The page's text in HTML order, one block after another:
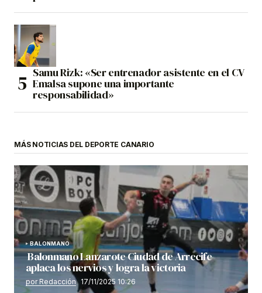
Samu Rizk: «Ser entrenador asistente en el CV
Emalsa supone una importante
responsabilidad»
MÁS NOTICIAS DEL DEPORTE CANARIO
BALONMANO
Balonmano Lanzarote Ciudad de Arrecife
aplaca los nervios y logra la victoria
por Redacción 17/11/2025 10:26